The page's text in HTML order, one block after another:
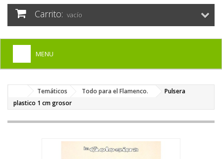
Carrito: vacío
MENU
+
Temáticos Todo para el Flamenco.
Pulsera
plastico 1 cm grosor